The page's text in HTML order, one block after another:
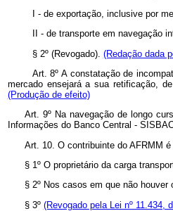
I - de exportação, inclusive por
II - de transporte em navegação
§ 2º (Revogado). (Redação dada
Art. 8º A constatação de
mercado ensejará a sua retificação,
(Produção de efeito)
Art. 9º Na navegação de longo
Informações do Banco Central -
Art. 10. O contribuinte do AFRMM
§ 1º O proprietário da carga
§ 2º Nos casos em que não
§ 3º (Revogado pela Lei nº 11.434,